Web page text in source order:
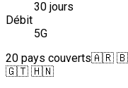
30 jours
Débit
5G
20 pays couverts🇦🇷
🇬🇹 🇭🇳